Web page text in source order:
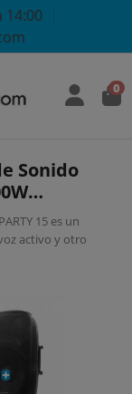
14:00
0
Sonido
15 es un
activo y otro